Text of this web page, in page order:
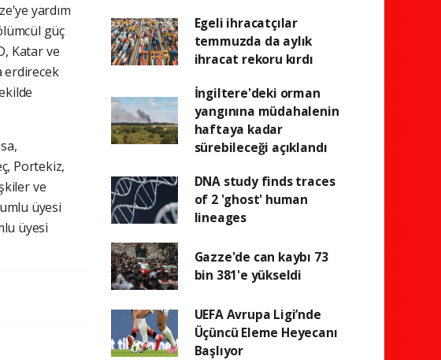
yardım
güç
Katar ve
erdirecek
Portekiz,
ve
üyesi
üyesi
Egeli ihracatçılar
temmuzda da aylık
ihracat rekoru kırdı
İngiltere'deki orman
yangınına müdahalenin
haftaya kadar
sürebileceği açıklandı
DNA study finds traces
of 2 'ghost' human
lineages
Gazze'de can kaybı 73
bin 381'e yükseldi
UEFA Avrupa Ligi’nde
Üçüncü Eleme Heyecanı
Başlıyor